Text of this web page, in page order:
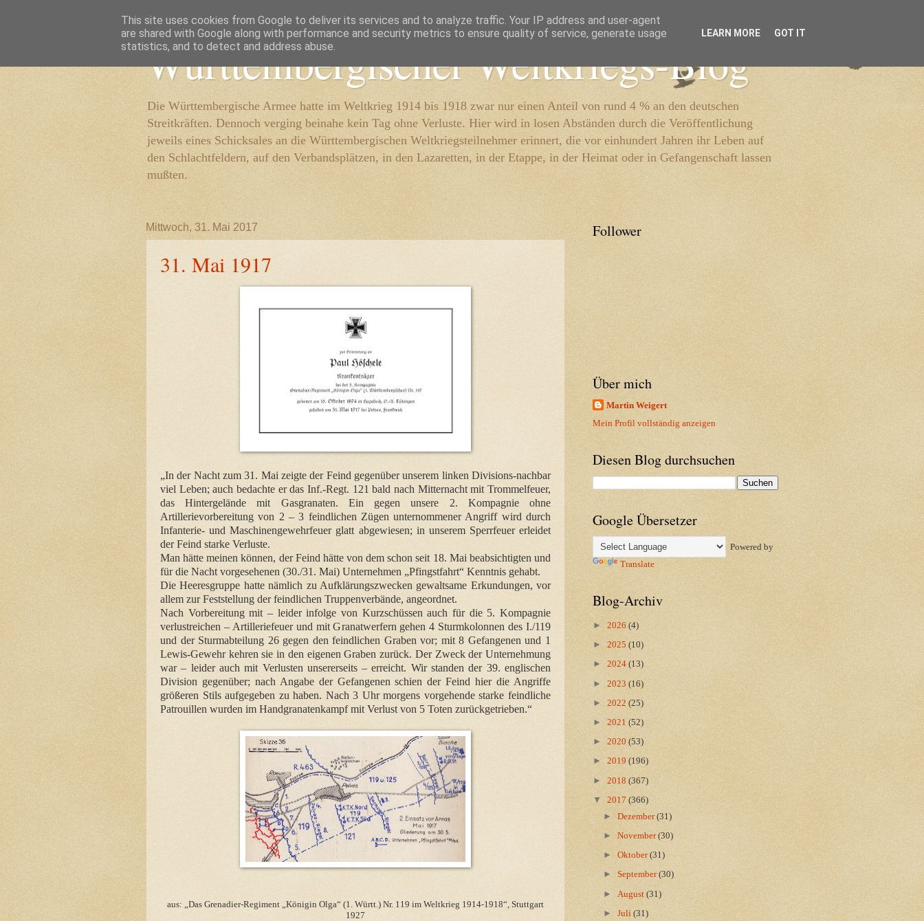
Württembergischer Weltkriegs-Blog
Die Württembergische Armee hatte im Weltkrieg 1914 bis 1918 zwar nur einen Anteil von rund 4 % an den deutschen
Streitkräften. Dennoch verging beinahe kein Tag ohne Verluste. Hier wird in losen Abständen durch die Veröffentlichung
jeweils eines Schicksales an die Württembergischen Weltkriegsteilnehmer erinnert, die vor einhundert Jahren ihr Leben auf
den Schlachtfeldern, auf den Verbandsplätzen, in den Lazaretten, in der Etappe, in der Heimat oder in Gefangenschaft lassen
mußten.
Mittwoch, 31. Mai 2017
31. Mai 1917
„In der Nacht zum 31. Mai zeigte der Feind gegenüber unserem linken Divisions-nachbar
viel Leben; auch bedachte er das Inf.-Regt. 121 bald nach Mitternacht mit Trommelfeuer,
das Hintergelände mit Gasgranaten. Ein gegen unsere 2. Kompagnie ohne
Artillerievorbereitung von 2 – 3 feindlichen Zügen unternommener Angriff wird durch
Infanterie- und Maschinengewehrfeuer glatt abgewiesen; in unserem Sperrfeuer erleidet
der Feind starke Verluste.
Man hätte meinen können, der Feind hätte von dem schon seit 18. Mai beabsichtigten und
für die Nacht vorgesehenen (30./31. Mai) Unternehmen „Pfingstfahrt“ Kenntnis gehabt.
Die Heeresgruppe hatte nämlich zu Aufklärungszwecken gewaltsame Erkundungen, vor
allem zur Feststellung der feindlichen Truppenverbände, angeordnet.
Nach Vorbereitung mit – leider infolge von Kurzschüssen auch für die 5. Kompagnie
verlustreichen – Artilleriefeuer und mit Granatwerfern gehen 4 Sturmkolonnen des I./119
und der Sturmabteilung 26 gegen den feindlichen Graben vor; mit 8 Gefangenen und 1
Lewis-Gewehr kehren sie in den eigenen Graben zurück. Der Zweck der Unternehmung
war – leider auch mit Verlusten unsererseits – erreicht. Wir standen der 39. englischen
Division gegenüber; nach Angabe der Gefangenen schien der Feind hier die Angriffe
größeren Stils aufgegeben zu haben. Nach 3 Uhr morgens vorgehende starke feindliche
Patrouillen wurden im Handgranatenkampf mit Verlust von 5 Toten zurückgetrieben.“
aus: „Das Grenadier-Regiment „Königin Olga“ (1. Württ.) Nr. 119 im Weltkrieg 1914-1918“, Stuttgart
1927
Follower
Über mich
Martin Weigert
Mein Profil vollständig anzeigen
Diesen Blog durchsuchen
Google Übersetzer
Powered by
Translate
Blog-Archiv
► 2026 (4)
► 2025 (10)
► 2024 (13)
► 2023 (16)
► 2022 (25)
► 2021 (52)
► 2020 (53)
► 2019 (196)
► 2018 (367)
▼ 2017 (366)
►Dezember(31)
►November(30)
►Oktober(31)
►September(30)
► August(31)
►Juli(31)
This site uses cookies from Google to deliver its services and to analyze traffic. Your IP address and user-agent
are shared with Google along with performance and security metrics to ensure quality of service, generate usage
statistics, and to detect and address abuse.
LEARN MORE GOT IT